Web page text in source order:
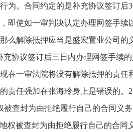
为。合同约定的是补充协议签订后
即使如一审判决认定办理网签手续
么解除抵押应当是盛宏置业公司的
充协议签订后三日内办理网签手续
在一审法院将没有解除抵押的责任
责任强加在张海玲身上是错误的。
被查封为由拒绝履行自己的合同义
权被查封为由拒绝履行自己的合同